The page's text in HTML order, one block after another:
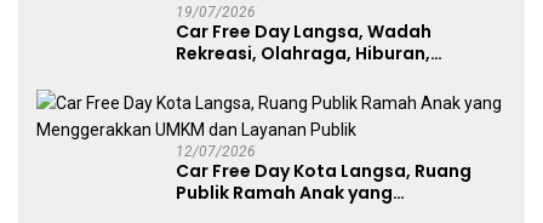
19/07/2026
Car Free Day Langsa, Wadah
Rekreasi, Olahraga, Hiburan,
UMKM
12/07/2026
Car Free Day Kota Langsa, Ruang
Publik Ramah Anak yang